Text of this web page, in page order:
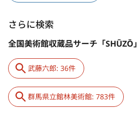
さらに検索
全国美術館収蔵品サーチ「SHŪZŌ」
武藤六郎: 36件
群馬県立館林美術館: 783件